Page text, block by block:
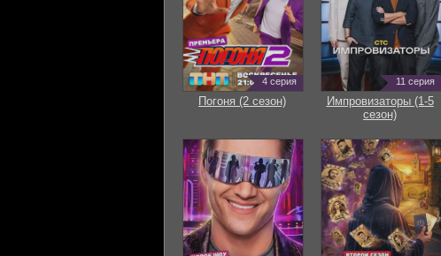
4 серия
Погоня (2 сезон)
11 серия
Импровизаторы (1-5
сезон)